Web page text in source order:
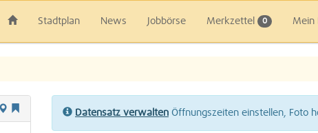
Stadtplan News Jobbörse Merkzettel 0 Mein
Datensatz verwalten Öffnungszeiten einstellen, Foto